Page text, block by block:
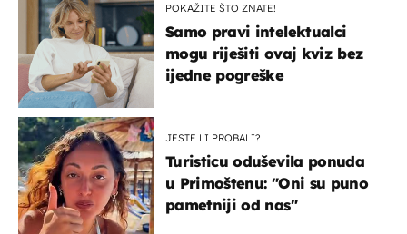
POKAŽITE ŠTO ZNATE!
Samo pravi intelektualci
mogu riješiti ovaj kviz bez
ijedne pogreške
JESTE LI PROBALI?
Turisticu oduševila ponuda
u Primoštenu: "Oni su puno
pametniji od nas"